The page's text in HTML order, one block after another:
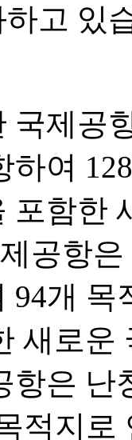
고 있
국제공
하여
포함한
공항
94개
새로운
항은 난
적지